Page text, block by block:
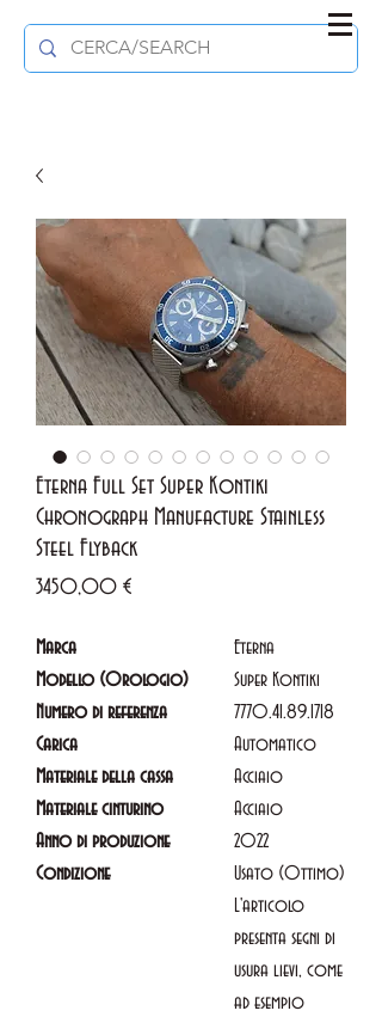
Eterna Full Set Super Kontiki
Chronograph Manufacture Stainless
Steel Flyback
3450,00 €Prezzo
Marca
Eterna
Modello (Orologio)
Super Kontiki
Numero di referenza
7770.41.89.1718
Carica
Automatico
Materiale della cassa
Acciaio
Materiale cinturino
Acciaio
Anno di produzione
2022
Condizione
Usato (Ottimo)
L'articolo
presenta segni di
usura lievi, come
ad esempio